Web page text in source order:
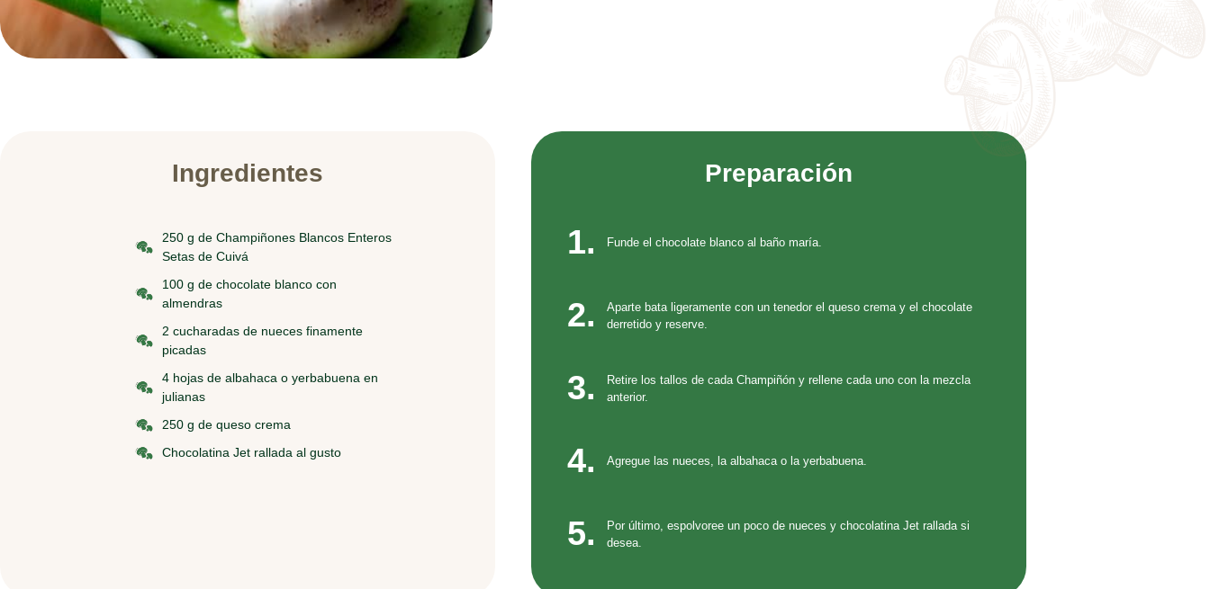
Ingredientes
250 g de Champiñones Blancos Enteros
Setas de Cuivá
100 g de chocolate blanco con
almendras
2 cucharadas de nueces finamente
picadas
4 hojas de albahaca o yerbabuena en
julianas
250 g de queso crema
Chocolatina Jet rallada al gusto
Preparación
1. Funde el chocolate blanco al baño maría.
2.
Aparte bata ligeramente con un tenedor el queso crema y el chocolate
derretido y reserve.
3.
Retire los tallos de cada Champiñón y rellene cada uno con la mezcla
anterior.
4. Agregue las nueces, la albahaca o la yerbabuena.
5.
Por último, espolvoree un poco de nueces y chocolatina Jet rallada si
desea.